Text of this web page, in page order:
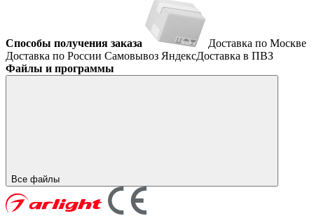
Способы получения заказа
Доставка по Москве
Доставка по России Самовывоз ЯндексДоставка в ПВЗ
Файлы и программы
Все файлы